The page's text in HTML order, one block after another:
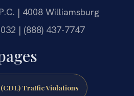
| 4008 Williamsburg
| (888) 437-7747
Traffic Violations